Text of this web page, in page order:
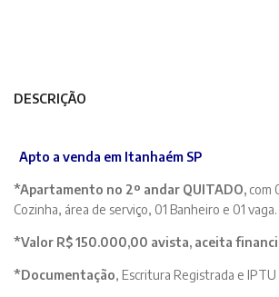
DESCRIÇÃO
Apto a venda em Itanhaém SP
*Apartamento no 2º andar QUITADO, com
Cozinha, área de serviço, 01 Banheiro e 01 vaga.
*Valor R$ 150.000,00 avista, aceita
*Documentação, Escritura Registrada e IPTU